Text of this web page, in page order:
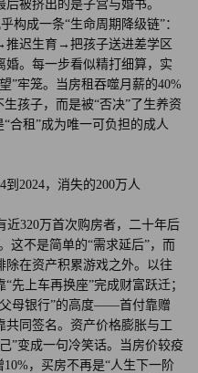
被挤出的是子宫与婚书。
构成一条“生命周期降级链”：
迟生育→把孩子送进差学区
。每一步看似精打细算，实
”牢笼。当房租吞噬月薪的40%
孩子，而是被“否决”了生养资
合租”成为唯一可负担的成人
2024，消失的200万人
近320万首次购房者，二十年后
这不是简单的“需求延后”，而
除在资产积累游戏之外。以往
先上车再换座”完成财富跃迁；
母银行”的高度——首付靠赠
共同签名。资产价格膨胀与工
”变成一句冷笑话。当房价较疫
，买房不再是“人生下一阶